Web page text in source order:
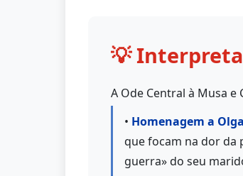
💡
A Ode Central à Musa e
• Homenagem a
que focam na dor da
guerra» do seu